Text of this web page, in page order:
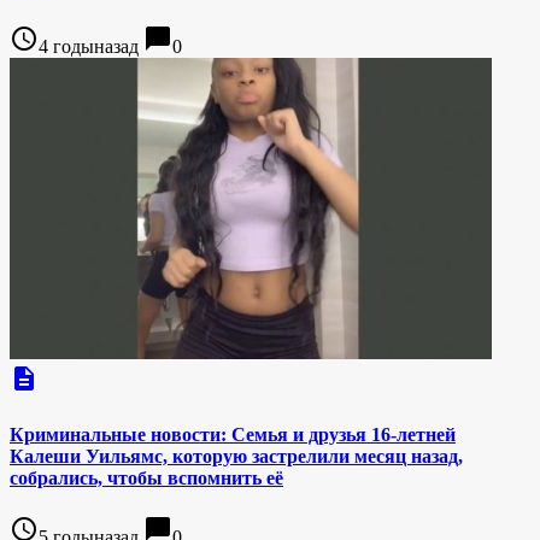
access_time4 годыназад chat_bubble0
description
Криминальные новости: Семья и друзья 16-летней
Калеши Уильямс, которую застрелили месяц назад,
собрались, чтобы вспомнить её
access_time chat_bubble